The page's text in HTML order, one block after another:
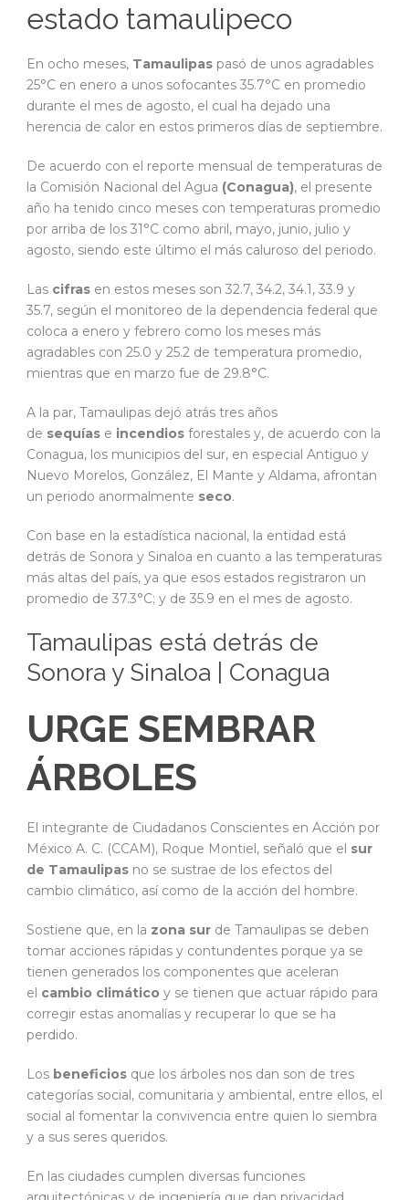
estado tamaulipeco
En ocho meses, Tamaulipas pasó de unos agradables
25°C en enero a unos sofocantes 35.7°C en promedio
durante el mes de agosto, el cual ha dejado una
herencia de calor en estos primeros días de septiembre.
De acuerdo con el reporte mensual de temperaturas de
la Comisión Nacional del Agua (Conagua), el presente
año ha tenido cinco meses con temperaturas promedio
por arriba de los 31°C como abril, mayo, junio, julio y
agosto, siendo este último el más caluroso del periodo.
Las cifras en estos meses son 32.7, 34.2, 34.1, 33.9 y
35.7, según el monitoreo de la dependencia federal que
coloca a enero y febrero como los meses más
agradables con 25.0 y 25.2 de temperatura promedio,
mientras que en marzo fue de 29.8°C.
A la par, Tamaulipas dejó atrás tres años
de sequías e incendios forestales y, de acuerdo con la
Conagua, los municipios del sur, en especial Antiguo y
Nuevo Morelos, González, El Mante y Aldama, afrontan
un periodo anormalmente seco.
Con base en la estadística nacional, la entidad está
detrás de Sonora y Sinaloa en cuanto a las temperaturas
más altas del país, ya que esos estados registraron un
promedio de 37.3°C; y de 35.9 en el mes de agosto.
Tamaulipas está detrás de
Sonora y Sinaloa | Conagua
URGE SEMBRAR
ÁRBOLES
El integrante de Ciudadanos Conscientes en Acción por
México A. C. (CCAM), Roque Montiel, señaló que el sur
de Tamaulipas no se sustrae de los efectos del
cambio climático, así como de la acción del hombre.
Sostiene que, en la zona sur de Tamaulipas se deben
tomar acciones rápidas y contundentes porque ya se
tienen generados los componentes que aceleran
el cambio climático y se tienen que actuar rápido para
corregir estas anomalías y recuperar lo que se ha
perdido.
Los beneficios que los árboles nos dan son de tres
categorías social, comunitaria y ambiental, entre ellos, el
social al fomentar la convivencia entre quien lo siembra
y a sus seres queridos.
En las ciudades cumplen diversas funciones